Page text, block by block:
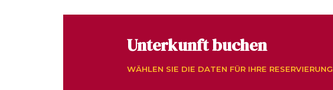
Unterkunft buchen
WÄHLEN SIE DIE DATEN FÜR IHRE RESERVIERUNG